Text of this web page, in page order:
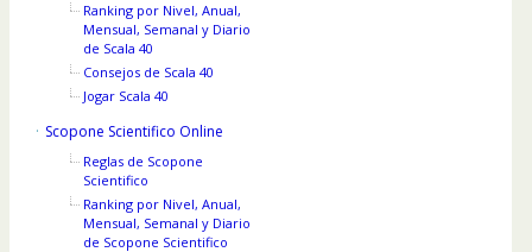
Ranking por Nivel, Anual,
Mensual, Semanal y Diario
de Scala 40
Consejos de Scala 40
Jogar Scala 40
Scopone Scientifico Online
Reglas de Scopone
Scientifico
Ranking por Nivel, Anual,
Mensual, Semanal y Diario
de Scopone Scientifico